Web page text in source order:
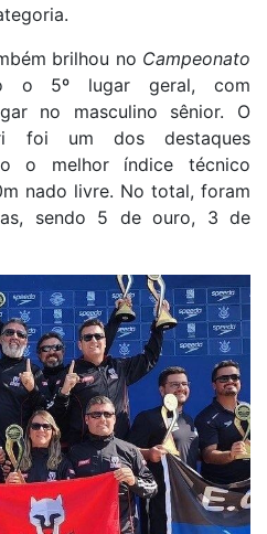
brilhou no Campeonato
o 5º lugar geral, com
no masculino sênior. O
foi um dos destaques
o melhor índice técnico
nado livre. No total, foram
sendo 5 de ouro, 3 de